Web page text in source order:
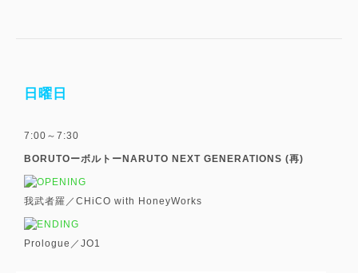
日曜日
7:00～7:30
BORUTOーボルトーNARUTO NEXT GENERATIONS (再)
我武者羅／CHiCO with HoneyWorks
Prologue／JO1